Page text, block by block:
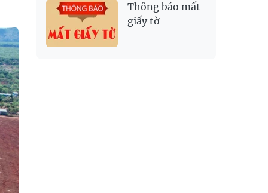
Thông báo mất
giấy tờ